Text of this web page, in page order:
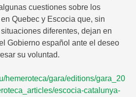
cuestiones sobre los
Quebec y Escocia que, sin
diferentes, dejan en
Gobierno español ante el deseo
su voluntad.
hemeroteca/gara/editions/gara_20
escocia-catalunya-